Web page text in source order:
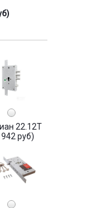
22.12Т
руб)